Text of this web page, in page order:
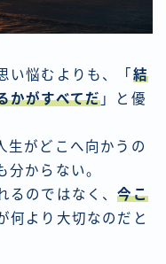
い悩むよりも、「 結
かがすべてだ 」と優
生がどこへ向かうの
分からない。
るのではなく、今こ
何より大切なのだと